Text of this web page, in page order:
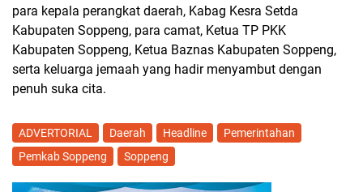
para kepala perangkat daerah, Kabag Kesra Setda
Kabupaten Soppeng, para camat, Ketua TP PKK
Kabupaten Soppeng, Ketua Baznas Kabupaten Soppeng,
serta keluarga jemaah yang hadir menyambut dengan
penuh suka cita.
ADVERTORIAL Daerah Headline
Pemerintahan
Pemkab Soppeng
Soppeng